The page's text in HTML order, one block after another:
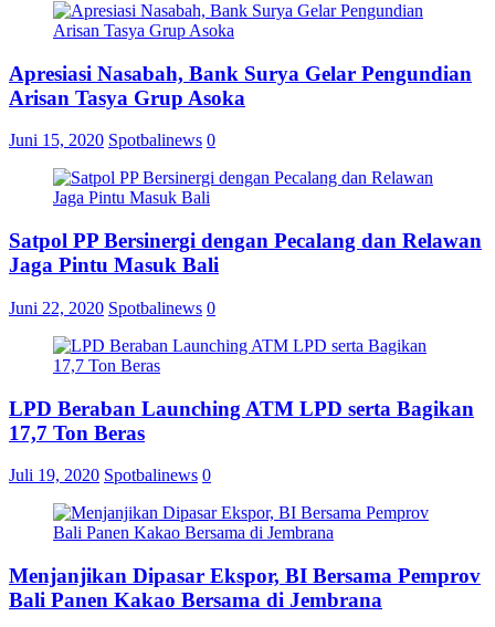
Apresiasi Nasabah, Bank Surya Gelar Pengundian
Arisan Tasya Grup Asoka
Juni 15, 2020 Spotbalinews 0
Satpol PP Bersinergi dengan Pecalang dan Relawan
Jaga Pintu Masuk Bali
Juni 22, 2020 Spotbalinews 0
LPD Beraban Launching ATM LPD serta Bagikan
17,7 Ton Beras
Juli 19, 2020 Spotbalinews 0
Menjanjikan Dipasar Ekspor, BI Bersama Pemprov
Bali Panen Kakao Bersama di Jembrana